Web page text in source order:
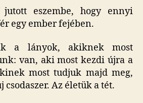
eszembe, hogy ennyi
egy ember fejében.
a lányok, akiknek most
van, aki most kezdi újra a
most tudjuk majd meg,
csodaszer. Az életük a tét.